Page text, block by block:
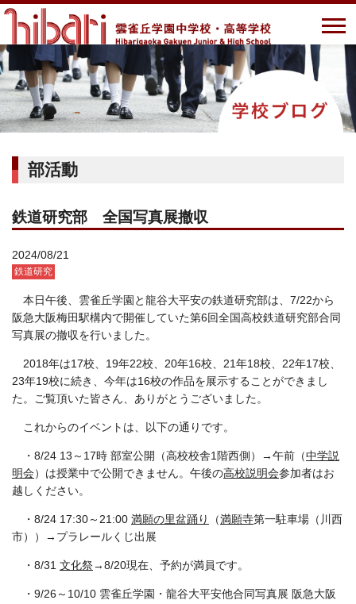
部活動
鉄道研究部 全国写真展撤収
2024/08/21
鉄道研究
本日午後、雲雀丘学園と龍谷大平安の鉄道研究部は、7/22から
阪急大阪梅田駅構内で開催していた第6回全国高校鉄道研究部合同
写真展の撤収を行いました。
2018年は17校、19年22校、20年16校、21年18校、22年17校、
23年19校に続き、今年は16校の作品を展示することができまし
た。ご覧頂いた皆さん、ありがとうございました。
これからのイベントは、以下の通りです。
・8/24 13～17時 部室公開（高校校舎1階西側）→午前（中学説
明会）は授業中で公開できません。午後の高校説明会参加者はお
越しください。
・ 8/24 17:30～21:00 満願の里盆踊り （満願寺第一駐車場（川西
市））→プラレールくじ出展
・8/31 文化祭→8/20現在、予約が満員です。
・9/26～10/10 雲雀丘学園・龍谷大平安他合同写真展 阪急大阪